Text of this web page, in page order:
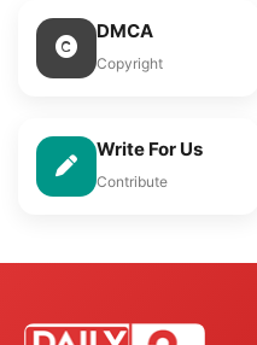
DMCA
Copyright
Write For Us
Contribute